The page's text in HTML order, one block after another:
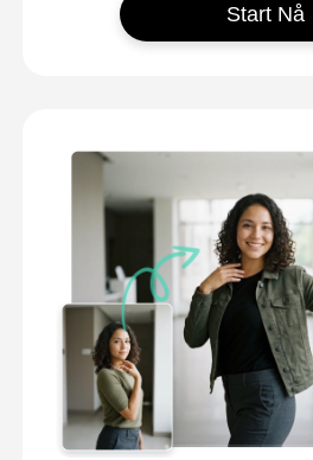
Start Nå